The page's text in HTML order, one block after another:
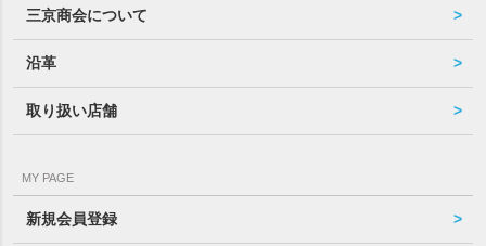
三京商会について
沿革
取り扱い店舗
MY PAGE
新規会員登録